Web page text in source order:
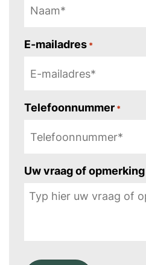
E-mailadres *
Telefoonnummer *
Uw vraag of opmerking